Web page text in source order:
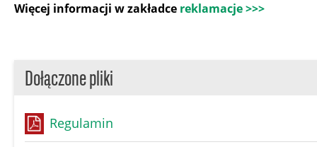
Więcej informacji w zakładce reklamacje >>>
Dołączone pliki
Regulamin